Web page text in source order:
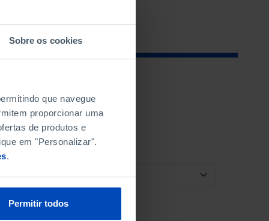
Sobre os cookies
que navegue
proporcionar uma
de produtos e
em "Personalizar".
.
Permitir todos
ORDENAR POR